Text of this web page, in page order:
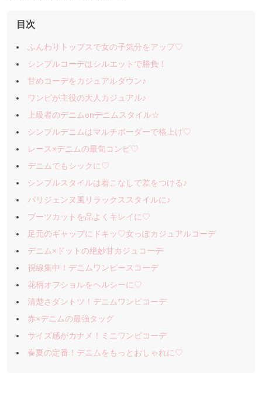
目次
ふんわりトップスで女の子気分をアップ♡
シンプルコーデはシルエットで勝負！
甘めコーデをカジュアルダウン♪
ワンピが主役の大人カジュアル♪
上級者のデニムonデニムスタイル☆
シンプルデニムはマルチボーダーで格上げ♡
レース×デニムの最旬コンピ♡
デニムでもシックに♡
シンプルスタイルは着こなしで差をつける♪
パリジェンヌ風リラックススタイルに♪
ブーツカットを品よくキレイに♡
足元のギャップにドキッ♡女っぽカジュアルコーデ
デニム×ドットの絶妙甘カジュコーデ
視線集中！デニムワンピースコーデ
花柄オフショルをヘルシーに♡
清楚さダントツ！デニムワンピコーデ
赤×デニムの最強タッグ
サイズ感がカナメ！ミニワンピコーデ
春夏の定番！デニムをもっとおしゃれに♡